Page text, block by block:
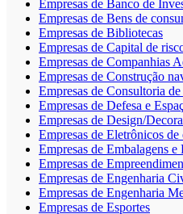
Empresas de Banco de
Empresas de Bens de
Empresas de Bibliotecas
Empresas de Capital de
Empresas de Companhias
Empresas de Construção
Empresas de Consultoria de
Empresas de Defesa e
Empresas de Design/
Empresas de Eletrônicos de
Empresas de Embalagens e
Empresas de
Empresas de Engenharia
Empresas de Engenharia
Empresas de Esportes